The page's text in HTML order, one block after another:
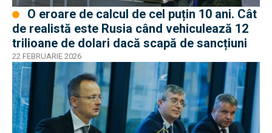
de realistă este Rusia când vehiculează 12
trilioane de dolari dacă scapă de sancțiuni
22 FEBRUARIE 2026